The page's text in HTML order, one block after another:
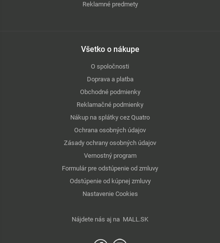
Reklamné predmety
Všetko o nákupe
O spoločnosti
Doprava a platba
Obchodné podmienky
Reklamačné podmienky
Nákup na splátky cez Quatro
Ochrana osobných údajov
Zásady ochrany osobných údajov
Vernostný program
Formulár pre odstúpenie od zmluvy
Odstúpenie od kúpnej zmluvy
Nastavenie Cookies
Nájdete nás aj na MALL.SK